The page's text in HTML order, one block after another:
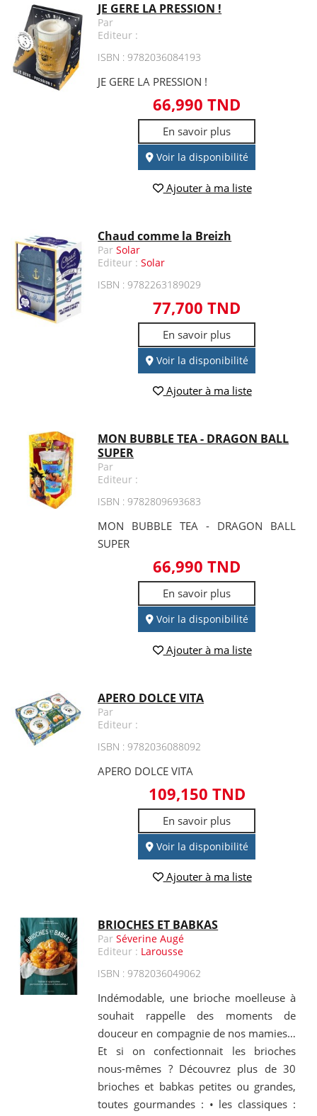
JE GERE LA PRESSION !
Par
Editeur :
ISBN : 9782036084193
JE GERE LA PRESSION !
66,990 TND
En savoir plus
Voir la disponibilité
Ajouter à ma liste
Chaud comme la Breizh
ParSolar
Editeur :Solar
ISBN : 9782263189029
77,700 TND
En savoir plus
Voir la disponibilité
Ajouter à ma liste
MON BUBBLE TEA - DRAGON BALL
SUPER
Par
Editeur :
ISBN : 9782809693683
MON BUBBLE TEA - DRAGON BALL
SUPER
66,990 TND
En savoir plus
Voir la disponibilité
Ajouter à ma liste
APERO DOLCE VITA
Par
Editeur :
ISBN : 9782036088092
APERO DOLCE VITA
109,150 TND
En savoir plus
Voir la disponibilité
Ajouter à ma liste
BRIOCHES ET BABKAS
ParSéverine Augé
Editeur : Larousse
ISBN : 9782036049062
Indémodable, une brioche moelleuse à
souhait rappelle des moments de
douceur en compagnie de nos mamies…
Et si on confectionnait les brioches
nous-mêmes ? Découvrez plus de 30
brioches et babkas petites ou grandes,
toutes gourmandes : • les classiques :